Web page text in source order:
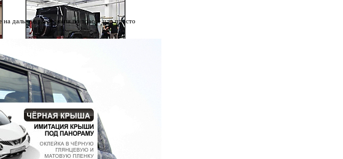
дальние расстояния по трассе или просто
Выездная антигравийная оклейка на
Энергии ГМБХ. MB G400